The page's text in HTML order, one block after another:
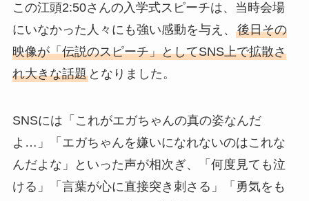
この江頭2:50さんの入学式スピーチは、当時会場
にいなかった人々にも強い感動を与え、 後日その
映像が「伝説のスピーチ」としてSNS上で拡散さ
れ大きな話題となりました。
SNSには「これがエガちゃんの真の姿なんだ
よ…」「エガちゃんを嫌いになれないのはこれな
んだよな」といった声が相次ぎ、「何度見ても泣
ける」「言葉が心に直接突き刺さる」「勇気をも